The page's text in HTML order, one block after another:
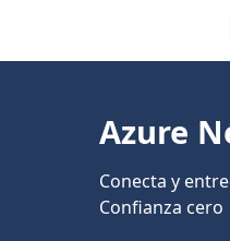
Azure
Conecta y
Confianza cero